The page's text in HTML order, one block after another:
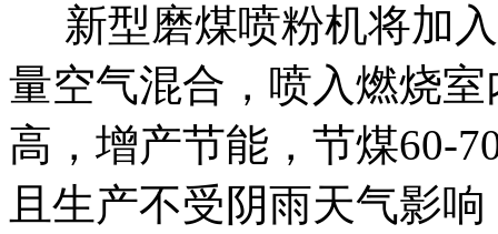
新型磨煤喷粉机将加
量空气混合，喷入燃烧
高，增产节能，节煤60-
且生产不受阴雨天气影